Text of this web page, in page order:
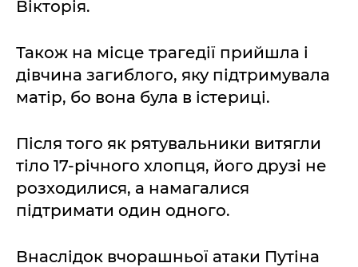
Вікторія.
Також на місце трагедії прийшла і
дівчина загиблого, яку підтримувала
матір, бо вона була в істериці.
Після того як рятувальники витягли
тіло 17-річного хлопця, його друзі не
розходилися, а намагалися
підтримати один одного.
Внаслідок вчорашньої атаки Путіна